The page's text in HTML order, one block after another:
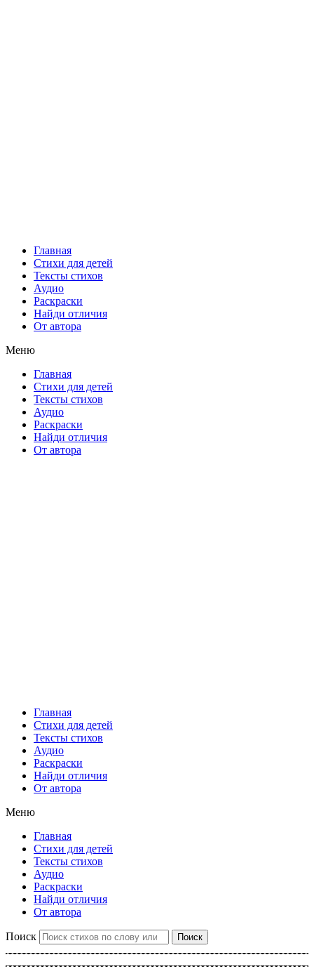
Главная
Стихи для детей
Тексты стихов
Аудио
Раскраски
Найди отличия
От автора
Меню
Главная
Стихи для детей
Тексты стихов
Аудио
Раскраски
Найди отличия
От автора
Главная
Стихи для детей
Тексты стихов
Аудио
Раскраски
Найди отличия
От автора
Меню
Главная
Стихи для детей
Тексты стихов
Аудио
Раскраски
Найди отличия
От автора
Поиск Поиск